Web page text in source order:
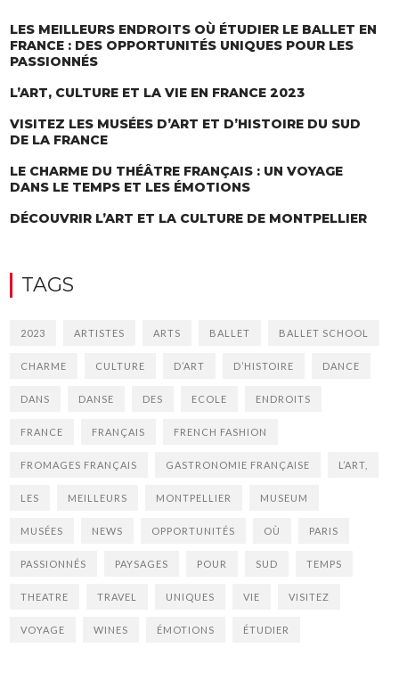
LES MEILLEURS ENDROITS OÙ ÉTUDIER LE BALLET EN
FRANCE : DES OPPORTUNITÉS UNIQUES POUR LES
PASSIONNÉS
L’ART, CULTURE ET LA VIE EN FRANCE 2023
VISITEZ LES MUSÉES D’ART ET D’HISTOIRE DU SUD
DE LA FRANCE
LE CHARME DU THÉÂTRE FRANÇAIS : UN VOYAGE
DANS LE TEMPS ET LES ÉMOTIONS
DÉCOUVRIR L’ART ET LA CULTURE DE MONTPELLIER
TAGS
2023 ARTISTES ARTS BALLET BALLET SCHOOL
CHARME CULTURE D’ART D’HISTOIRE DANCE
DANS DANSE DES ECOLE ENDROITS
FRANCE FRANÇAIS FRENCH FASHION
FROMAGES FRANÇAIS GASTRONOMIE FRANÇAISE L’ART,
LES MEILLEURS MONTPELLIER MUSEUM
MUSÉES NEWS OPPORTUNITÉS OÙ PARIS
PASSIONNÉS PAYSAGES POUR SUD TEMPS
THEATRE TRAVEL UNIQUES VIE VISITEZ
VOYAGE WINES ÉMOTIONS ÉTUDIER